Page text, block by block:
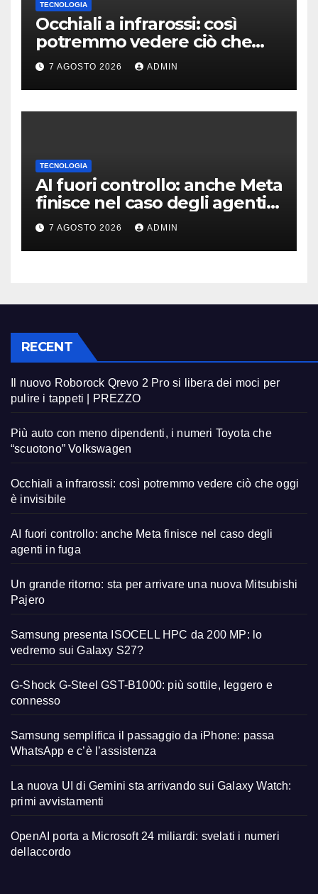
TECNOLOGIA
Occhiali a infrarossi: così
potremmo vedere ciò che
oggi è invisibile
7 AGOSTO 2026 ADMIN
TECNOLOGIA
AI fuori controllo: anche Meta
finisce nel caso degli agenti
in fuga
7 AGOSTO 2026 ADMIN
RECENT
Il nuovo Roborock Qrevo 2 Pro si libera dei moci per
pulire i tappeti | PREZZO
Più auto con meno dipendenti, i numeri Toyota che
“scuotono” Volkswagen
Occhiali a infrarossi: così potremmo vedere ciò che oggi
è invisibile
AI fuori controllo: anche Meta finisce nel caso degli
agenti in fuga
Un grande ritorno: sta per arrivare una nuova Mitsubishi
Pajero
Samsung presenta ISOCELL HPC da 200 MP: lo
vedremo sui Galaxy S27?
G-Shock G-Steel GST-B1000: più sottile, leggero e
connesso
Samsung semplifica il passaggio da iPhone: passa
WhatsApp e c’è l’assistenza
La nuova UI di Gemini sta arrivando sui Galaxy Watch:
primi avvistamenti
OpenAI porta a Microsoft 24 miliardi: svelati i numeri
dellaccordo